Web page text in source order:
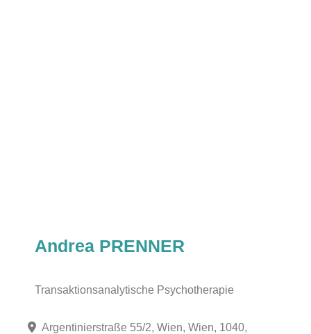
Andrea PRENNER
Transaktionsanalytische Psychotherapie
Argentinierstraße 55/2, Wien, Wien, 1040,